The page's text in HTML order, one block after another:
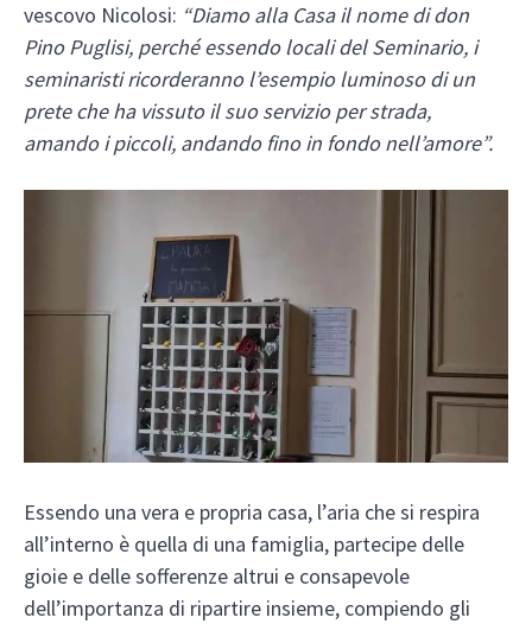
vescovo Nicolosi: “Diamo alla Casa il nome di don
Pino Puglisi, perché essendo locali del Seminario, i
seminaristi ricorderanno l’esempio luminoso di un
prete che ha vissuto il suo servizio per strada,
amando i piccoli, andando fino in fondo nell’amore”.
Essendo una vera e propria casa, l’aria che si respira
all’interno è quella di una famiglia, partecipe delle
gioie e delle sofferenze altrui e consapevole
dell’importanza di ripartire insieme, compiendo gli